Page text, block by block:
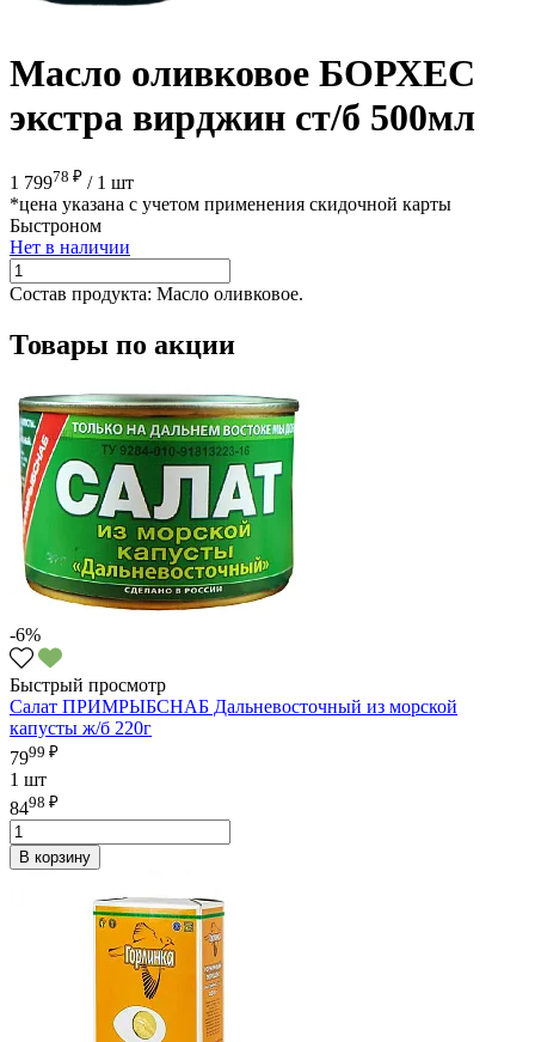
Масло оливковое БОРХЕС
экстра вирджин ст/б 500мл
1 79978 ₽ / 1 шт
*цена указана с учетом применения скидочной карты
Быстроном
Нет в наличии
Состав продукта: Масло оливковое.
Товары по акции
-6%
Быстрый просмотр
Салат ПРИМРЫБСНАБ Дальневосточный из морской
капусты ж/б 220г
7999 ₽
1 шт
8498 ₽
В корзину